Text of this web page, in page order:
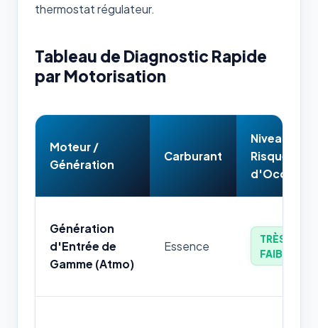
thermostat régulateur.
Tableau de Diagnostic Rapide
par Motorisation
Moteur /
Génération
Carburant
Niveau de
Risque
d'Occasion
Génération
d'Entrée de
Gamme (Atmo)
Essence
TRÈS
FAIBLE